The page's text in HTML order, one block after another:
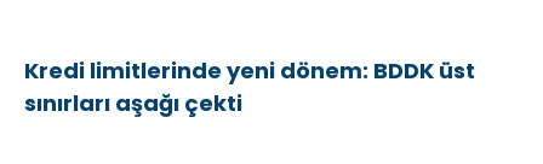
Kredi limitlerinde yeni dönem: BDDK üst
sınırları aşağı çekti